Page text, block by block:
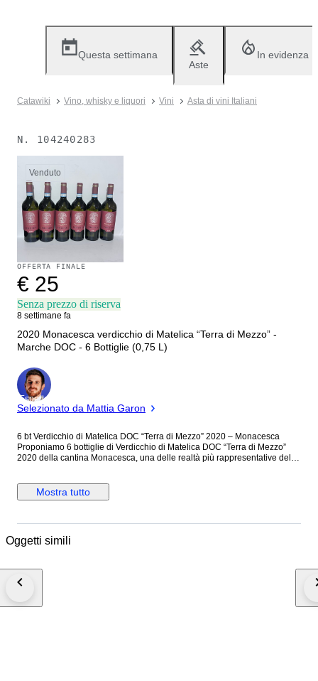
Questa settimana
Aste
In evidenza
Catawiki Vino, whisky e liquori Vini Asta di vini Italiani
N. 104240283
Venduto
OFFERTA FINALE
€ 25
Senza prezzo di riserva
8 settimane fa
2020 Monacesca verdicchio di Matelica “Terra di Mezzo” -
Marche DOC - 6 Bottiglie (0,75 L)
Esperto
Selezionato da Mattia Garon
6 bt Verdicchio di Matelica DOC “Terra di Mezzo” 2020 – Monacesca
Proponiamo 6 bottiglie di Verdicchio di Matelica DOC “Terra di Mezzo”
2020 della cantina Monacesca, una delle realtà più rappresentative delle
Matelica DOC Produttore: Monacesca Annata: 2020 Formato: 6 x 75 cl
Alcol: 14% vol Paese: Italia – Marche Vitigno: 100% Verdicchio, coltivato
termiche che favoriscono eleganza e complessità aromatica.
freschezza e struttura, con potenziale evolutivo nel tempo. Note di
Perfetto con pesce, crostacei, primi piatti di mare, ma anche con carni
capsule perfetti (vedi foto per dettagli). Spedizione: Imballo professionale
Mostra tutto
Oggetti simili